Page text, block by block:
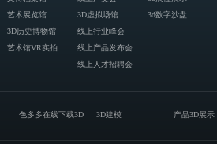
艺术展览馆
3D历史博物馆
艺术馆VR实拍
3D虚拟场馆
线上行业峰会
线上产品发布会
线上人才招聘会
3d数字沙盘
色多多在线下载3D 3D建模 产品3D展示